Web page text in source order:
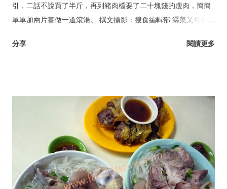
引，二話不說買了半斤，再到豬肉檔要了二十塊錢的瘦肉，簡簡
單單加兩片薑做一道滾湯。 撰文攝影：搜食編輯部 潺菜又可稱木
分享 閱讀更多